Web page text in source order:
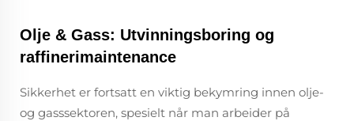
Olje & Gass: Utvinningsboring og
raffinerimaintenance
Sikkerhet er fortsatt en viktig bekymring innen olje-
og gasssektoren, spesielt når man arbeider på